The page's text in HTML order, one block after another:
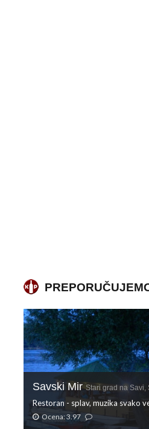
Savski MirStari grad na Savi,
Restoran - splav, muzika svako
Ocena: 3.97